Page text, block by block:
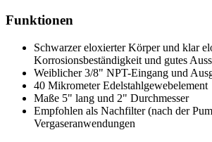
Funktionen
Schwarzer eloxierter Körper und klar
Korrosionsbeständigkeit und gutes
Weiblicher 3/8" NPT-Eingang und
40 Mikrometer Edelstahlgewebelement
Maße 5" lang und 2" Durchmesser
Empfohlen als Nachfilter (nach der
Vergaseranwendungen